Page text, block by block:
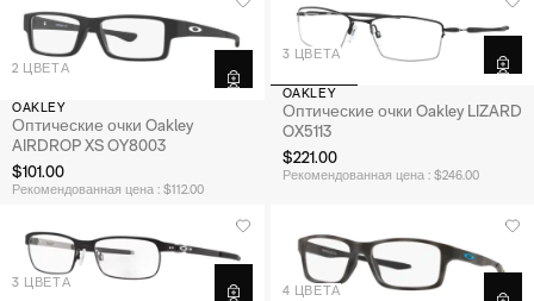
2 ЦВЕТА
OAKLEY
Оптические очки Oakley
AIRDROP XS OY8003
$101.00
Рекомендованная цена : $112.00
3 ЦВЕТА
OAKLEY
Оптические очки Oakley LIZARD
OX5113
$221.00
Рекомендованная цена : $246.00
3 ЦВЕТА
4 ЦВЕТА